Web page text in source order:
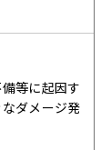
等に起因す
ダメージ発